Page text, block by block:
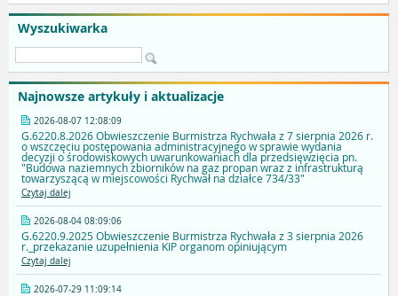
Wyszukiwarka
Najnowsze artykuły i aktualizacje
2026-08-07 12:08:09
G.6220.8.2026 Obwieszczenie Burmistrza Rychwała z 7 sierpnia 2026 r.
o wszczęciu postępowania administracyjnego w sprawie wydania
decyzji o środowiskowych uwarunkowaniach dla przedsięwzięcia pn.
"Budowa naziemnych zbiorników na gaz propan wraz z infrastrukturą
towarzyszącą w miejscowości Rychwał na działce 734/33"
Czytaj dalej
2026-08-04 08:09:06
G.6220.9.2025 Obwieszczenie Burmistrza Rychwała z 3 sierpnia 2026
r._przekazanie uzupełnienia KIP organom opiniującym
Czytaj dalej
2026-07-29 11:09:14